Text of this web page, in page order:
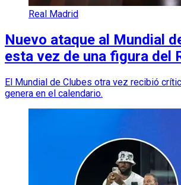
Real Madrid
Nuevo ataque al Mundial
esta vez de una figura del
El Mundial de Clubes otra vez recibió
genera en el calendario.